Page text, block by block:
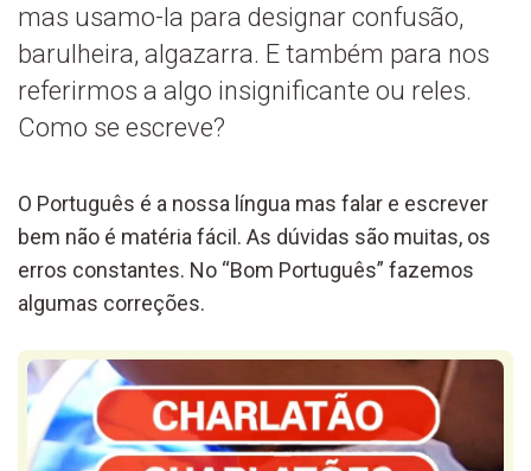
mas usamo-la para designar confusão,
barulheira, algazarra. E também para nos
referirmos a algo insignificante ou reles.
Como se escreve?
O Português é a nossa língua mas falar e escrever
bem não é matéria fácil. As dúvidas são muitas, os
erros constantes. No “Bom Português” fazemos
algumas correções.